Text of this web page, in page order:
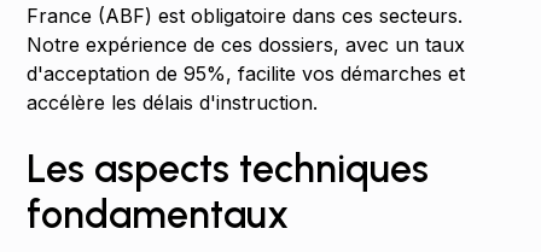
France (ABF) est obligatoire dans ces secteurs.
Notre expérience de ces dossiers, avec un taux
d'acceptation de 95%, facilite vos démarches et
accélère les délais d'instruction.
Les aspects techniques
fondamentaux